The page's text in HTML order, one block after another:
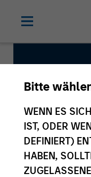
Bitte
WENN ES
IST, ODER
DEFINIERT)
HABEN,